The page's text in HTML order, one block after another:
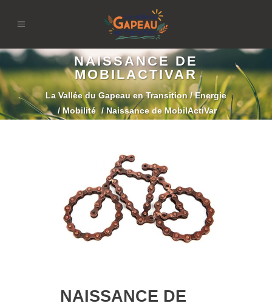
NAISSANCE DE
MOBILACTIVAR
La Vallée du Gapeau en Transition/Energie
/ Mobilité /Naissance de MobilActiVar
NAISSANCE DE